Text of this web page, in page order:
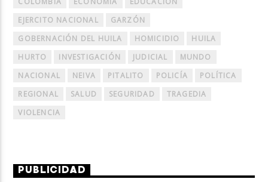
EJERCITO NACIONAL
GARZÓN
GOBERNACIÓN DEL HUILA
HOMICIDIO
HUILA
HURTO
INVESTIGACIÓN JUDICIAL
MUNDO
NACIONAL
NEIVA PITALITO POLICÍA
POLÍTICA
REGIONAL
SALUD SEGURIDAD
TRAGEDIA
VIOLENCIA
PUBLICIDAD